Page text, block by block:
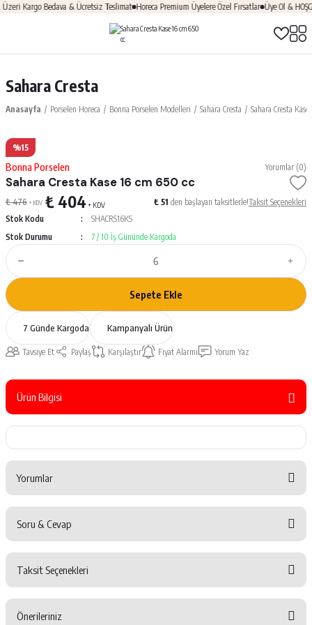
Kargo Bedava & Ücretsiz Teslimat Horeca Premium Üyelere Özel Fırsatlar Üye Ol &
Sahara Cresta
Anasayfa Porselen Horeca Bonna Porselen Modelleri Sahara Cresta Sahara Cresta
%15
Bonna Porselen Yorumlar (0)
Sahara Cresta Kase 16 cm 650 cc
₺ 476 + KDV ₺ 404 + KDV ₺ 51 den başlayan taksitlerle!Taksit Seçenekleri
Stok Kodu
SHACRS16KS
Stok Durumu
7 / 10 İş Gününde Kargoda
Sepete Ekle
7 Günde Kargoda Kampanyalı Ürün
Tavsiye Et Paylaş Karşılaştır Fiyat Alarmı Yorum Yaz
Ürün Bilgisi
Yorumlar
Yorum Yaz
Soru & Cevap
Taksit Seçenekleri
Önerileriniz